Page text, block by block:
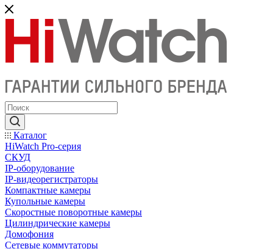
Каталог
HiWatch Pro-серия
CКУД
IP-оборудование
IP-видеорегистраторы
Компактные камеры
Купольные камеры
Скоростные поворотные камеры
Цилиндрические камеры
Домофония
Сетевые коммутаторы